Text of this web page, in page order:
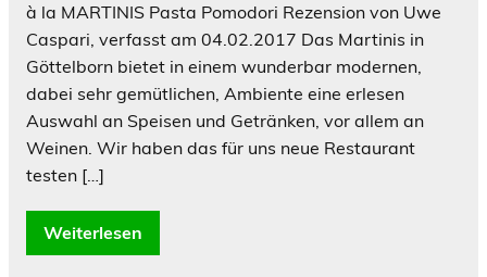
à la MARTINIS Pasta Pomodori Rezension von Uwe
Caspari, verfasst am 04.02.2017 Das Martinis in
Göttelborn bietet in einem wunderbar modernen,
dabei sehr gemütlichen, Ambiente eine erlesen
Auswahl an Speisen und Getränken, vor allem an
Weinen. Wir haben das für uns neue Restaurant
testen […]
Weiterlesen